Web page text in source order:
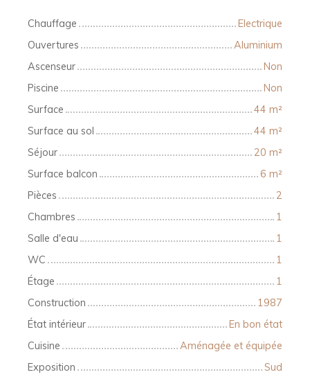
Chauffage
Electrique
Ouvertures
Aluminium
Ascenseur
Non
Piscine
Non
Surface
44 m²
Surface au sol
44 m²
Séjour
20 m²
Surface balcon
6 m²
Pièces
2
Chambres
1
Salle d'eau
1
WC
1
Étage
1
Construction
1987
État intérieur
En bon état
Cuisine
Aménagée et équipée
Exposition
Sud